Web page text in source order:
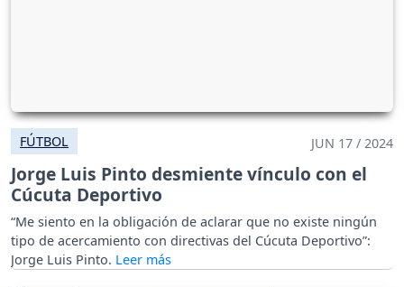
FÚTBOL JUN 17 / 2024
Jorge Luis Pinto desmiente vínculo con el
Cúcuta Deportivo
“Me siento en la obligación de aclarar que no existe ningún
tipo de acercamiento con directivas del Cúcuta Deportivo”:
Jorge Luis Pinto.